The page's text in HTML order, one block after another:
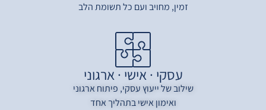
זמין, מחויב ועם כל תשומת הלב
עסקי · אישי · ארגוני
שילוב של ייעוץ עסקי, פיתוח ארגוני
ואימון אישי בתהליך אחד